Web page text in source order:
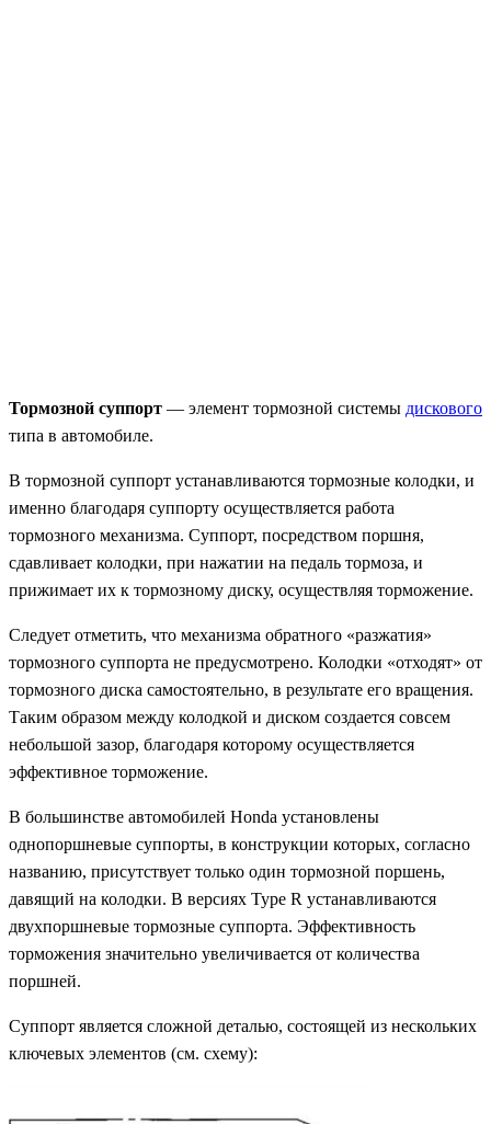
Тормозной суппорт — элемент тормозной системы дискового
типа в автомобиле.
В тормозной суппорт устанавливаются тормозные колодки, и
именно благодаря суппорту осуществляется работа
тормозного механизма. Суппорт, посредством поршня,
сдавливает колодки, при нажатии на педаль тормоза, и
прижимает их к тормозному диску, осуществляя торможение.
Следует отметить, что механизма обратного «разжатия»
тормозного суппорта не предусмотрено. Колодки «отходят» от
тормозного диска самостоятельно, в результате его вращения.
Таким образом между колодкой и диском создается совсем
небольшой зазор, благодаря которому осуществляется
эффективное торможение.
В большинстве автомобилей Honda установлены
однопоршневые суппорты, в конструкции которых, согласно
названию, присутствует только один тормозной поршень,
давящий на колодки. В версиях Type R устанавливаются
двухпоршневые тормозные суппорта. Эффективность
торможения значительно увеличивается от количества
поршней.
Суппорт является сложной деталью, состоящей из нескольких
ключевых элементов (см. схему):